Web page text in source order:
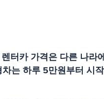
터카 가격은 다른 나
는 하루 5만원부터 시